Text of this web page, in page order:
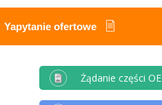
Yapytanie ofertowe
Żądanie części OE